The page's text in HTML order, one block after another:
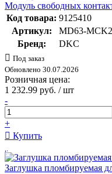
Модуль свободных
Код товара: 9125410
Артикул:
MD63-MCK2
Бренд:
DKC
Под заказ
Обновлено 30.07.2026
Розничная цена:
1 232.99 руб. / шт
-
+
Купить
Заглушка пломбируемая